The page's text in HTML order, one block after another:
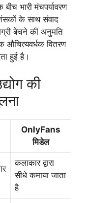
भारी मंचपर्यावरण
के साथ संवाद
बेचने की अनुमति
औचित्यवर्धक वितरण
हुई है।
की
OnlyFans
मिडेल
कलाकार द्वारा
सीधे कमाया जाता
है